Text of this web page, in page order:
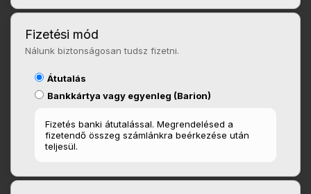
Fizetési mód
Nálunk biztonságosan tudsz fizetni.
Átutalás
Bankkártya vagy egyenleg (Barion)
Fizetés banki átutalással. Megrendelésed a
fizetendő összeg számlánkra beérkezése után
teljesül.